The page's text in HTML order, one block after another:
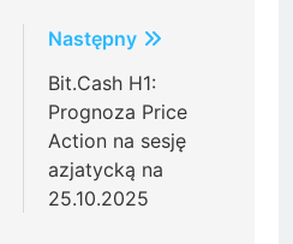
Następny
Bit.Cash H1:
Prognoza Price
Action na sesję
azjatycką na
25.10.2025